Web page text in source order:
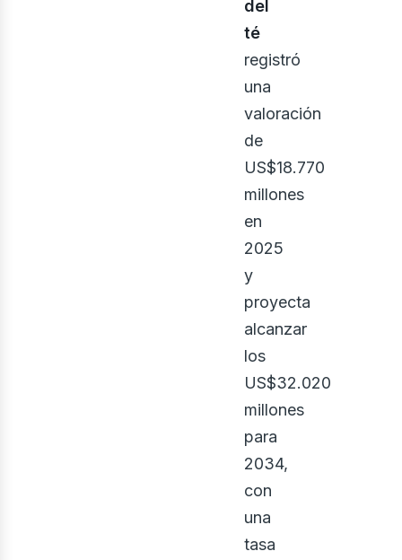
del
té
registró
una
valoración
de
US$18.770
millones
en
2025
y
proyecta
alcanzar
los
US$32.020
millones
para
2034,
con
una
tasa